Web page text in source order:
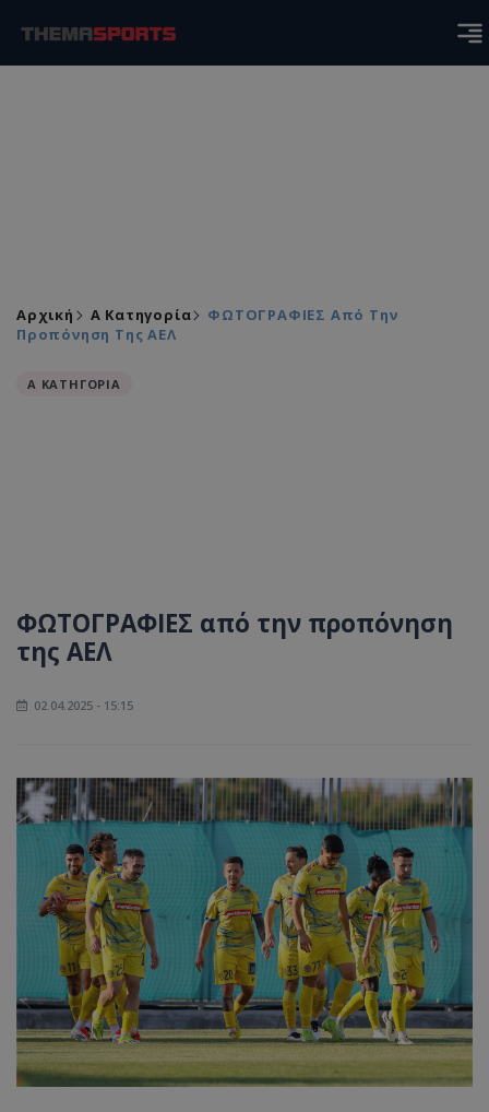
Αρχική Α Κατηγορία
ΦΩΤΟΓΡΑΦΙΕΣ Από Την
Προπόνηση Της ΑΕΛ
Α ΚΑΤΗΓΟΡΙΑ
ΦΩΤΟΓΡΑΦΙΕΣ από την προπόνηση
της ΑΕΛ
02.04.2025 - 15:15